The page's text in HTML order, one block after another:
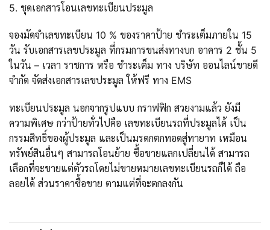
5. ชุดเอกสารโอนเลขทะเบียนประมูล
จองมัดจำเลขทะเบียน 10 % ของราคาป้าย ชำระเต็มภายใน 15
วัน รับเอกสารเลขประมูล ที่กรมการขนส่งทางบก อาคาร 2 ชั้น 5
ในวัน – เวลา ราชการ หรือ ชำระเต็ม ทาง บริษัท ออนไลน์ขายดี
จำกัด จัดส่งเอกสารเลขประมูล ให้ฟรี ทาง EMS
ทะเบียนประมูล นอกจากรูปแบบ กราฟฟิก สวยงามแล้ว ยังมี
ความพิเศษ กว่าป้ายทั่วไปคือ เลขทะเบียนรถที่ประมูลได้ เป็น
กรรมสิทธิ์ของผู้ประมูล และเป็นมรดกตกทอดสู่ทายาท เหมือน
ทรัพย์สินอื่นๆ สามารถโอนย้าย ซื้อขายแลกเปลี่ยนได้ สามารถ
เลือกที่จะขายแต่ตัวรถโดยไม่ขายหมายเลขทะเบียนรถก็ได้ ถือ
ลอยได้ ส่วนราคาซื้อขาย ตามแต่ที่จะตกลงกัน